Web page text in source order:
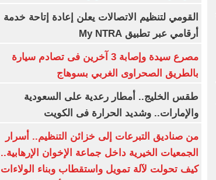
القومي لتنظيم الاتصالات يعلن إعادة إتاحة خدمة
أرقامي عبر تطبيق My NTRA
مصرع سيدة وإصابة 3 آخرين فى تصادم سيارة
بالطريق الصحراوى الغربي بسوهاج
طقس الخليج.. أمطار رعدية على السعودية
والإمارات.. وشديد الحرارة فى الكويت
من صناديق التبرعات إلى خزائن التنظيم.. أسرار
الجمعيات الخيرية داخل جماعة الإخوان الإرهابية..
كيف تحولت لآلة تمويل واستقطاب وبناء الولاءات